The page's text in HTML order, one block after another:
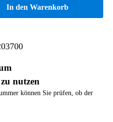
In den Warenkorb
nutzen
können Sie prüfen, ob der